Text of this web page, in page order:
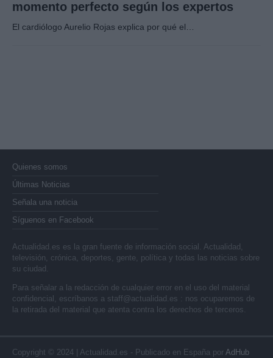
momento perfecto según los expertos
El cardiólogo Aurelio Rojas explica por qué el…
Quienes somos
Últimas Noticias
Señala una noticia
Síguenos en Facebook
Actualidad.es es la gran fuente de información social. Actualidad,
televisión, crónica, deportes, gente, política y todas las noticias sobre
su ciudad.
Para señalar a la redacción de cualquier error en el uso del material
confidencial, escríbanos a staff@actualidad.es : nos ocuparemos de
la retirada del material que atenta contra los derechos de terceros.
Copyright © 2024 | Actualidad.es - Publicado en España por AdHub